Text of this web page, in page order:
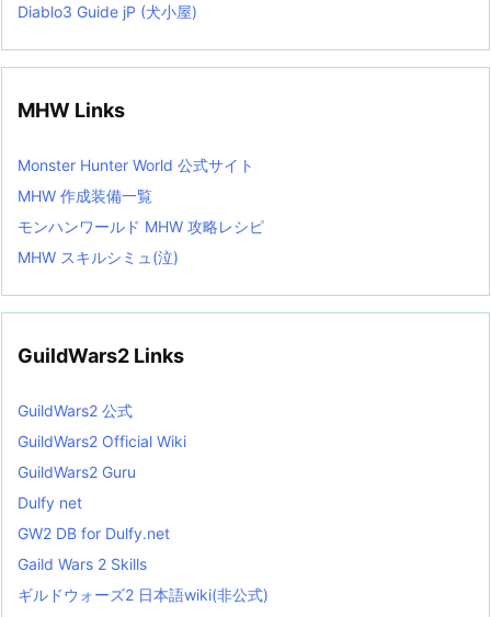
Diablo3 Guide jP (犬小屋)
MHW Links
Monster Hunter World 公式サイト
MHW 作成装備一覧
モンハンワールド MHW 攻略レシピ
MHW スキルシミュ(泣)
GuildWars2 Links
GuildWars2 公式
GuildWars2 Official Wiki
GuildWars2 Guru
Dulfy net
GW2 DB for Dulfy.net
Gaild Wars 2 Skills
ギルドウォーズ2 日本語wiki(非公式)